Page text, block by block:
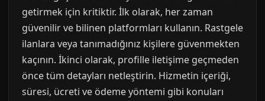
getirmek için kritiktir. İlk olarak, her zaman
güvenilir ve bilinen platformları kullanın. Rastgele
ilanlara veya tanımadığınız kişilere güvenmekten
kaçının. İkinci olarak, profille iletişime geçmeden
önce tüm detayları netleştirin. Hizmetin içeriği,
süresi, ücreti ve ödeme yöntemi gibi konuları